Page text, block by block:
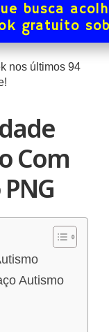
busca
gratuito
nos últimos 94
Com
Autismo